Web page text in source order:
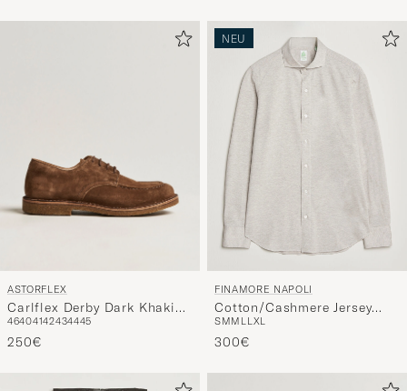
ASTORFLEX
Carlflex Derby Dark Khaki
Suede
46404142434445
250€
NEU
FINAMORE NAPOLI
Cotton/Cashmere Jersey
Shirt Beige
SMM LLXL
300€